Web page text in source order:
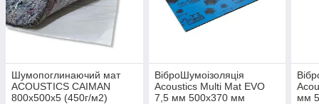
Шумопоглинаючий мат
ACOUSTICS CAIMAN
800х500х5 (450г/м2)
ВіброШумоізоляція
Acoustics Multi Mat EVO
7,5 мм 500x370 мм
мм